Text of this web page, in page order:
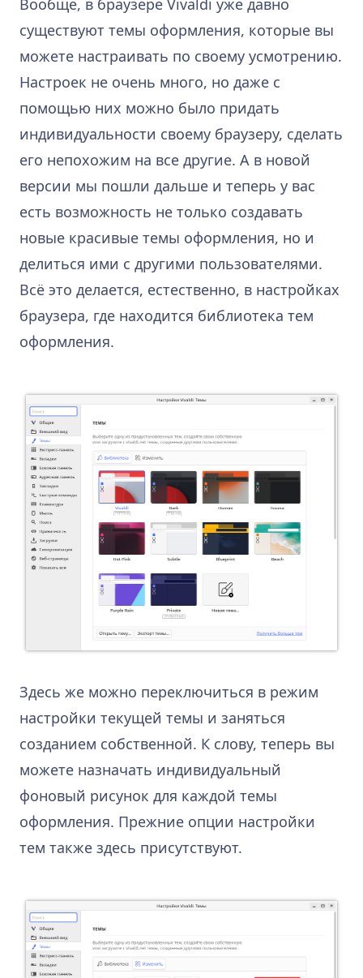
существуют темы оформления, которые вы
можете настраивать по своему усмотрению.
Настроек не очень много, но даже с
помощью них можно было придать
индивидуальности своему браузеру, сделать
его непохожим на все другие. А в новой
версии мы пошли дальше и теперь у вас
есть возможность не только создавать
новые красивые темы оформления, но и
делиться ими с другими пользователями.
Всё это делается, естественно, в настройках
браузера, где находится библиотека тем
оформления.
Здесь же можно переключиться в режим
настройки текущей темы и заняться
созданием собственной. К слову, теперь вы
можете назначать индивидуальный
фоновый рисунок для каждой темы
оформления. Прежние опции настройки
тем также здесь присутствуют.